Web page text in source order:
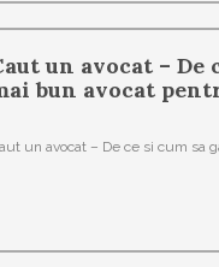
un avocat – De
bun avocat
un avocat – De ce si cum sa